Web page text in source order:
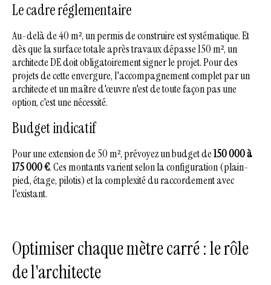
Le cadre réglementaire
Au-delà de 40 m², un permis de construire est systématique. Et
dès que la surface totale après travaux dépasse 150 m², un
architecte DE doit obligatoirement signer le projet. Pour des
projets de cette envergure, l'accompagnement complet par un
architecte et un maître d'œuvre n'est de toute façon pas une
option, c'est une nécessité.
Budget indicatif
Pour une extension de 50 m², prévoyez un budget de150 000 à
175 000 €. Ces montants varient selon la configuration (plain-
pied, étage, pilotis) et la complexité du raccordement avec
l'existant.
Optimiser chaque mètre carré : le rôle
de l'architecte